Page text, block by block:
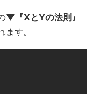
▼『XとYの法則』
す。